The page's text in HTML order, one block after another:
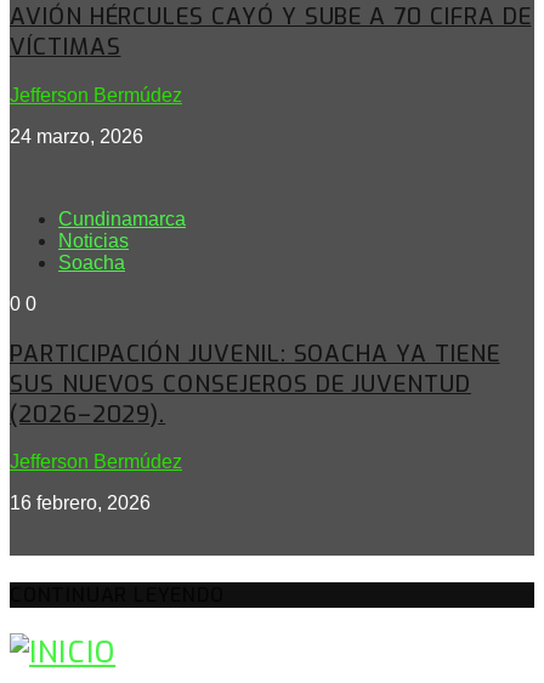
AVIÓN HÉRCULES CAYÓ Y SUBE A 70 CIFRA DE
VÍCTIMAS
Jefferson Bermúdez
24 marzo, 2026
Cundinamarca
Noticias
Soacha
0 0
PARTICIPACIÓN JUVENIL: SOACHA YA TIENE
SUS NUEVOS CONSEJEROS DE JUVENTUD
(2026–2029).
Jefferson Bermúdez
16 febrero, 2026